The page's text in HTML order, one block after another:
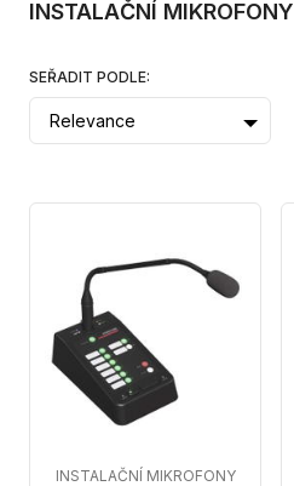
INSTALAČNÍ MIKROFONY
SEŘADIT PODLE:
Relevance
INSTALAČNÍ MIKROFONY